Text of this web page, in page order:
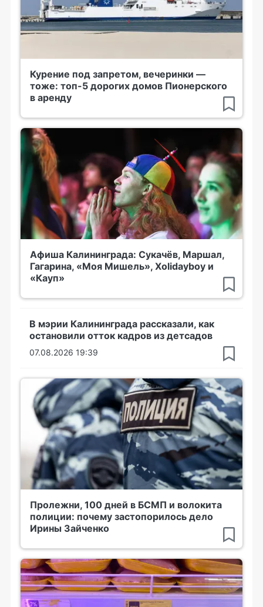
Курение под запретом, вечеринки —
тоже: топ-5 дорогих домов Пионерского
в аренду
Афиша Калининграда: Сукачёв, Маршал,
Гагарина, «Моя Мишель», Xolidayboy и
«Кауп»
В мэрии Калининграда рассказали, как
остановили отток кадров из детсадов
07.08.2026 19:39
Пролежни, 100 дней в БСМП и волокита
полиции: почему застопорилось дело
Ирины Зайченко